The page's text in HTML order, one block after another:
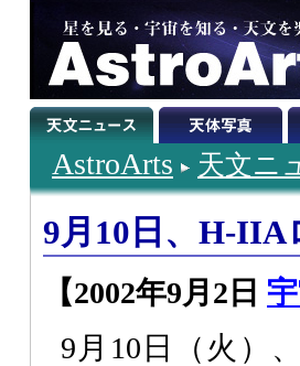
AstroArts 天文ニ
9月10日、H-IIA
【2002年9月2日
9月10日（火）